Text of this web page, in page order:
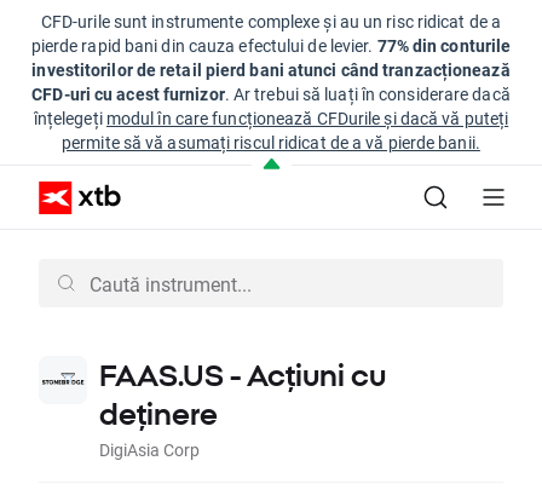
CFD-urile sunt instrumente complexe și au un risc ridicat de a
pierde rapid bani din cauza efectului de levier. 77% din conturile
investitorilor de retail pierd bani atunci când tranzacționează
CFD-uri cu acest furnizor. Ar trebui să luați în considerare dacă
înțelegeți modul în care funcționează CFDurile și dacă vă puteți
permite să vă asumați riscul ridicat de a vă pierde banii.
FAAS.US - Acțiuni cu
deținere
DigiAsia Corp